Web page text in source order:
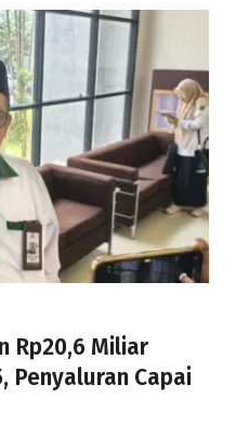
Rp20,6 Miliar
Penyaluran Capai